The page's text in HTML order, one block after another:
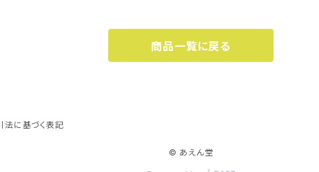
商品一覧に戻る
法に基づく表記
© あえん堂